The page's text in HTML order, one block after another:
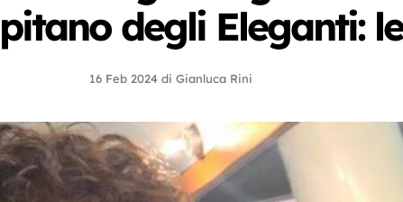
degli Eleganti:
16 Feb 2024 di Gianluca Rini